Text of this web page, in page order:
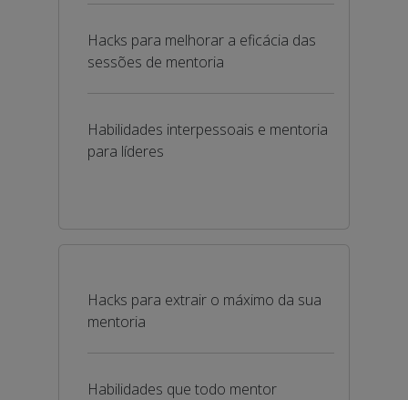
Hacks para melhorar a eficácia das
sessões de mentoria
Habilidades interpessoais e mentoria
para líderes
Hacks para extrair o máximo da sua
mentoria
Habilidades que todo mentor